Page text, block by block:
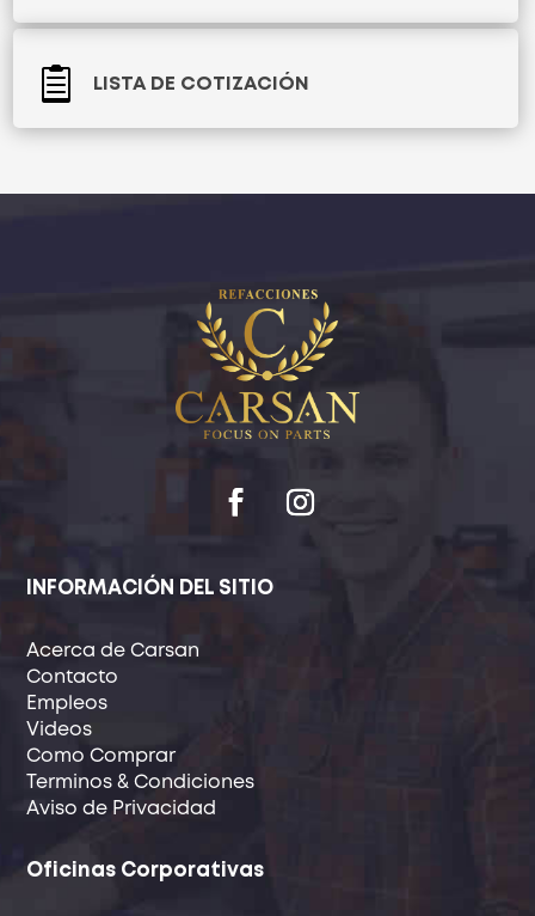
 LISTA DE COTIZACIÓN
INFORMACIÓN DEL SITIO
Acerca de Carsan
Contacto
Empleos
Videos
Como Comprar
Terminos & Condiciones
Aviso de Privacidad
Oficinas Corporativas